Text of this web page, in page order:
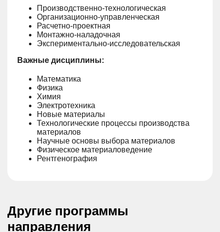
Производственно-технологическая
Организационно-управленческая
Расчетно-проектная
Монтажно-наладочная
Экспериментально-исследовательская
Важные дисциплины:
Математика
Физика
Химия
Электротехника
Новые материалы
Технологические процессы производства
материалов
Научные основы выбора материалов
Физическое материаловедение
Рентгенография
Другие программы
направления